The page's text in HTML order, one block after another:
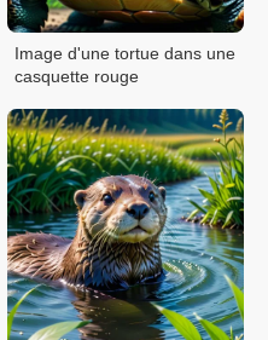
Image d'une tortue dans une
casquette rouge